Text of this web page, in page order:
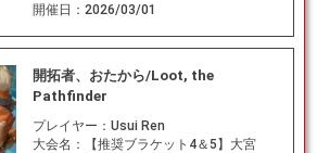
開催日： 2026/03/01
開拓者、おたから/Loot, the
Pathfinder
プレイヤー： Usui Ren
大会名：
【推奨ブラケット4＆5】大宮